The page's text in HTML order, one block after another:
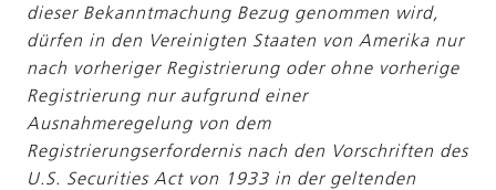
dieser Bekanntmachung Bezug genommen wird,
dürfen in den Vereinigten Staaten von Amerika nur
nach vorheriger Registrierung oder ohne vorherige
Registrierung nur aufgrund einer
Ausnahmeregelung von dem
Registrierungserfordernis nach den Vorschriften des
U.S. Securities Act von 1933 in der geltenden